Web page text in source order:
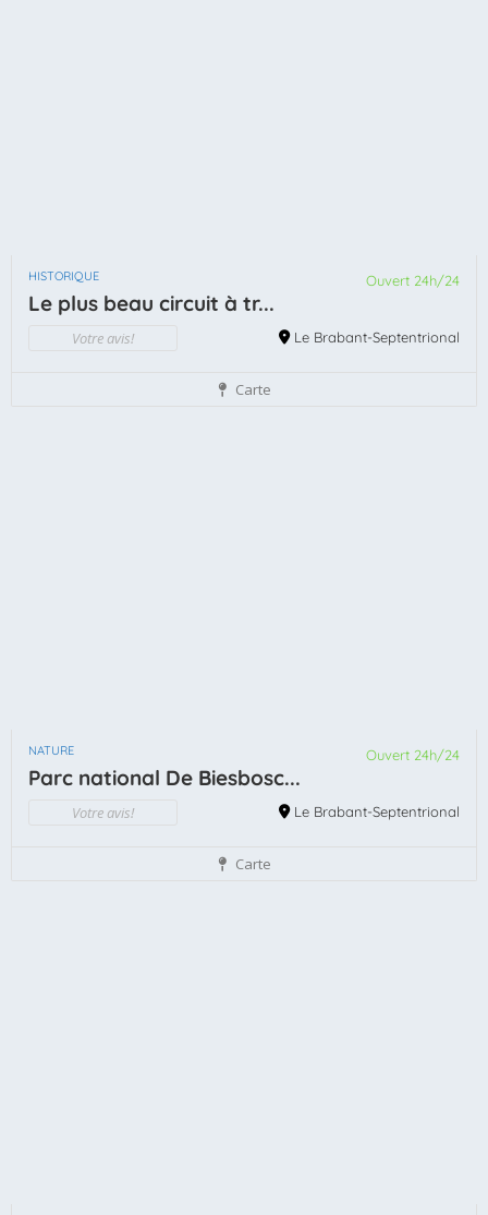
HISTORIQUE Ouvert 24h/24
Le plus beau circuit à tr...
Votre avis! Le Brabant-Septentrional
Carte
NATURE Ouvert 24h/24
Parc national De Biesbosc...
Votre avis! Le Brabant-Septentrional
Carte